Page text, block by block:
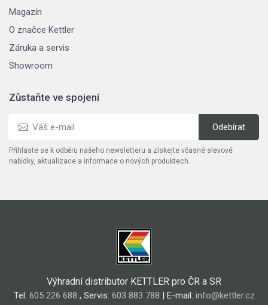
Magazín
O značce Kettler
Záruka a servis
Showroom
Zůstaňte ve spojení
Přihlaste se k odběru našeho newsletteru a získejte včasné slevové
nabídky, aktualizace a informace o nových produktech.
Výhradní distributor KETTLER pro ČR a SR
Tel: 605 226 688 , Servis: 603 883 788 | E-mail: info@kettler.cz